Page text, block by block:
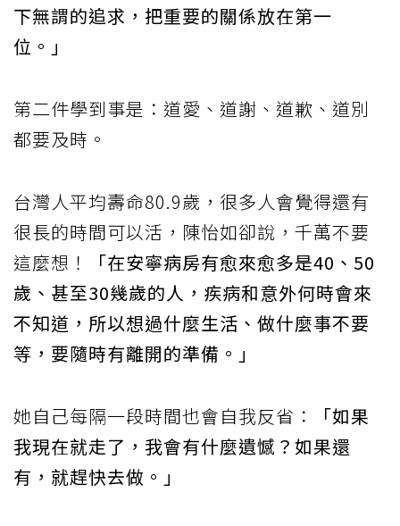
下無謂的追求，把重要的關係放在第一
位。」
第二件學到事是：道愛、道謝、道歉、道別
都要及時。
台灣人平均壽命80.9歲，很多人會覺得還有
很長的時間可以活，陳怡如卻說，千萬不要
這麼想！
「在安寧病房有愈來愈多是40、50
歲、甚至30幾歲的人，疾病和意外何時會來
不知道，所以想過什麼生活、做什麼事不要
等，要隨時有離開的準備。」
她自己每隔一段時間也會自我反省：
「如果
我現在就走了，我會有什麼遺憾？如果還
有，就趕快去做。」